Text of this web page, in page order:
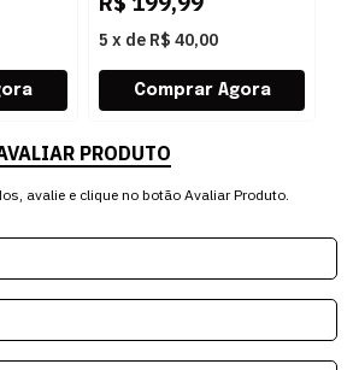
5 x de R$ 40,00
PRODUTO
avalie e clique no botão Avaliar Produto.